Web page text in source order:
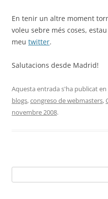
En tenir un altre moment
voleu sebre més coses,
meu twitter.
Salutacions desde Madrid!
Aquesta entrada s'ha publicat en
blogs,congreso de webmasters,
novembre 2008.